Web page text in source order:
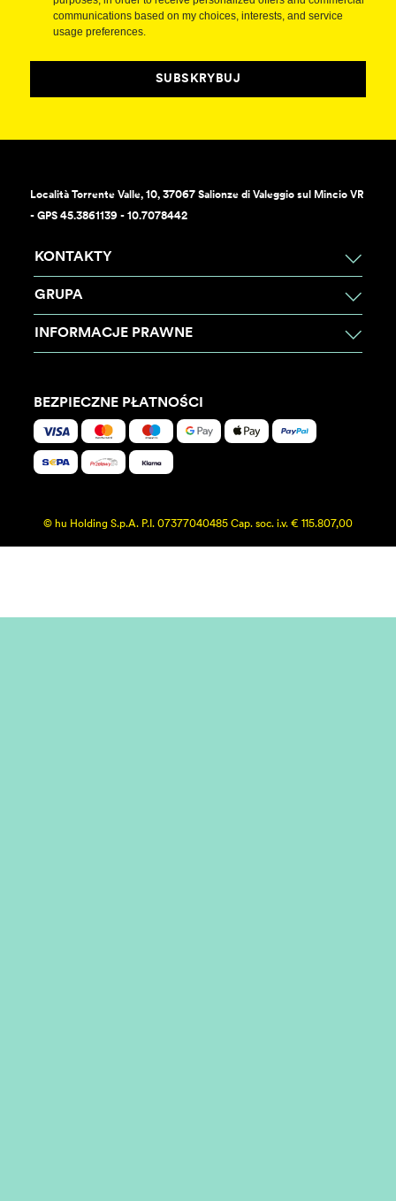
communications based on my choices, interests, and service
usage preferences.
SUBSKRYBUJ
Località Torrente Valle, 10, 37067 Salionze di Valeggio sul Mincio VR
- GPS 45.3861139 - 10.7078442
KONTAKTY
GRUPA
INFORMACJE PRAWNE
BEZPIECZNE PŁATNOŚCI
© hu Holding S.p.A. P.I. 07377040485 Cap. soc. i.v. € 115.807,00